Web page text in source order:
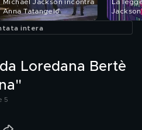
Michael Jackson incontra
Anna Tatangelo
La
intera
Loredana Bertè
5